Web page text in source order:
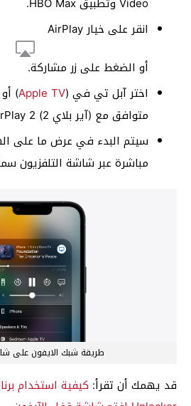
انقر على خيار AirPlay
أو الضغط على زر مشاركة.
اختر آبل تي في (Apple TV
)
متوافق مع (آير بلاي 2) AirPlay 2.
سيتم البدء في عرض ما على
مباشرة عبر شاشة التلفزيون
طريقة شبك الايفون على
قد يهمك أن تقرأ: